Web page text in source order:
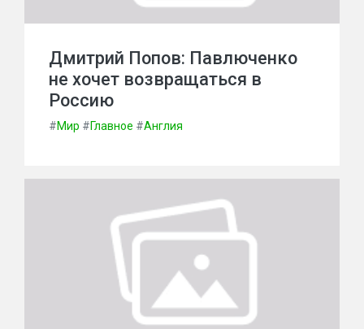
Дмитрий Попов: Павлюченко
не хочет возвращаться в
Россию
#Мир #Главное #Англия